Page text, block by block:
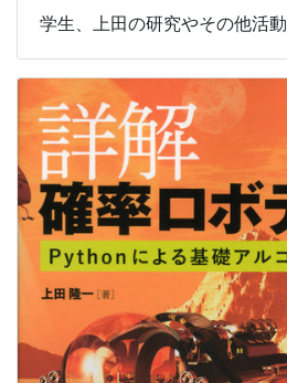
学生、上田の研究やその他活動